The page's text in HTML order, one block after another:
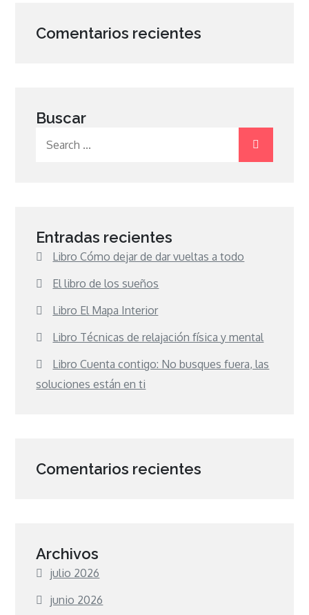
Comentarios recientes
Buscar
Entradas recientes
Libro Cómo dejar de dar vueltas a todo
El libro de los sueños
Libro El Mapa Interior
Libro Técnicas de relajación física y mental
Libro Cuenta contigo: No busques fuera, las
soluciones están en ti
Comentarios recientes
Archivos
julio 2026
junio 2026